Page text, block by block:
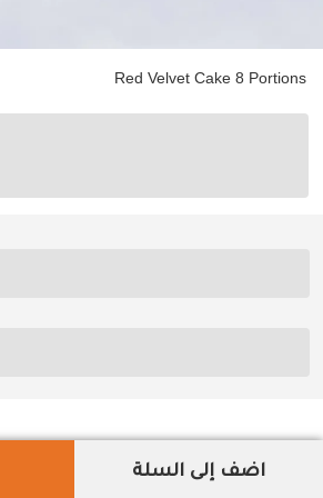
Red Velvet Cake 8 Portions
اضف إلى السلة